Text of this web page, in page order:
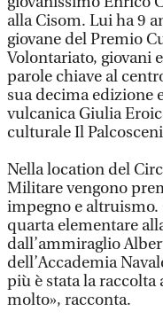
alla Cisom. Lui ha 9
giovane del Premio
Volontariato, giovani
parole chiave al
sua decima edizione
vulcanica Giulia
culturale Il
Nella location del
Militare vengono
impegno e altruismo.
quarta elementare
dall’ammiraglio
dell’Accademia
più è stata la
molto», racconta.